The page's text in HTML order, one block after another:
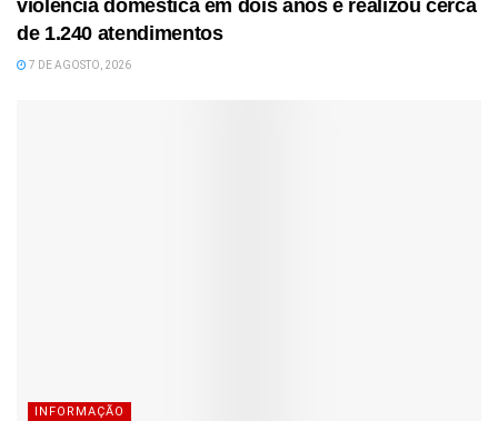
violência doméstica em dois anos e realizou cerca
de 1.240 atendimentos
7 DE AGOSTO, 2026
INFORMAÇÃO